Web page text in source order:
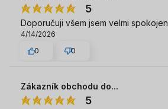
5
Doporučuji všem jsem velmi spokojen
4/14/2026
0
0
Zákazník obchodu do...
5